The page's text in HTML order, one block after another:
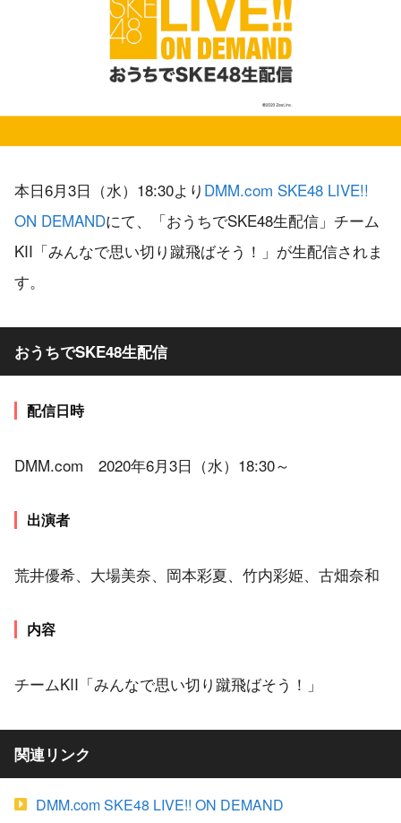
本日6月3日（水）18:30より DMM.com SKE48 LIVE!!
ON DEMANDにて、「おうちでSKE48生配信」チーム
KII「みんなで思い切り蹴飛ばそう！」が生配信されま
す。
おうちでSKE48生配信
配信日時
DMM.com 2020年6月3日（水）18:30～
出演者
荒井優希、大場美奈、岡本彩夏、竹内彩姫、古畑奈和
内容
チームKII「みんなで思い切り蹴飛ばそう！」
関連リンク
DMM.com SKE48 LIVE!! ON DEMAND